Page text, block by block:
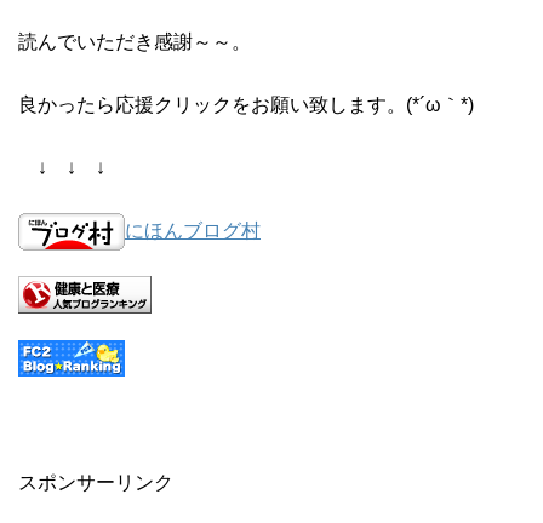
読んでいただき感謝～～。
良かったら応援クリックをお願い致します。(*´ω｀*)
↓ ↓ ↓
にほんブログ村
スポンサーリンク